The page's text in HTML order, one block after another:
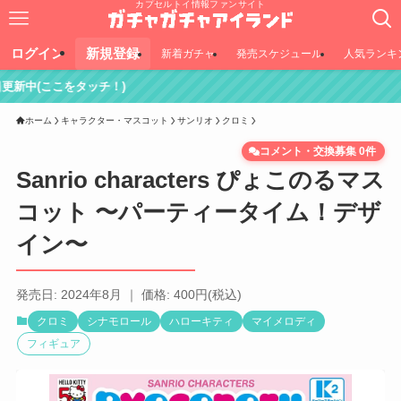
カプセルトイ情報ファンサイト
ログイン 新規登録 新着ガチャ 発売スケジュール 人気ランキ
)
ホーム キャラクター・マスコット サンリオ クロミ
Sanrio characters ぴょこのるマス
コット 〜パーティータイム！デザ
イン〜
コメント・交換募集 0件
発売日: 2024年8月 ｜ 価格: 400円(税込)
クロミ シナモロール ハローキティ
マイメロディ
フィギュア